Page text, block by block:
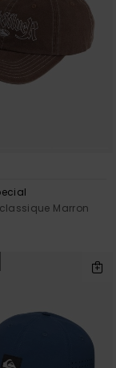
Marron